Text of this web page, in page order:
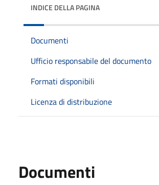
INDICE DELLA PAGINA
Documenti
Ufficio responsabile del documento
Formati disponibili
Licenza di distribuzione
Documenti